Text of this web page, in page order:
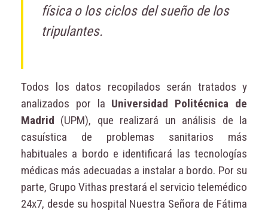
física o los ciclos del sueño de los
tripulantes.
Todos los datos recopilados serán tratados y
analizados por la Universidad Politécnica de
Madrid (UPM), que realizará un análisis de la
casuística de problemas sanitarios más
habituales a bordo e identificará las tecnologías
médicas más adecuadas a instalar a bordo. Por su
parte, Grupo Vithas prestará el servicio telemédico
24x7, desde su hospital Nuestra Señora de Fátima